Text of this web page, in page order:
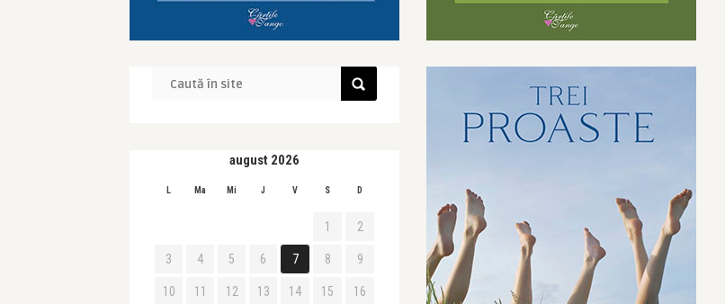
august 2026
L Ma Mi J V S D
1 2
3 4 5 6 7 8 9
10 11 12 13 14 15 16